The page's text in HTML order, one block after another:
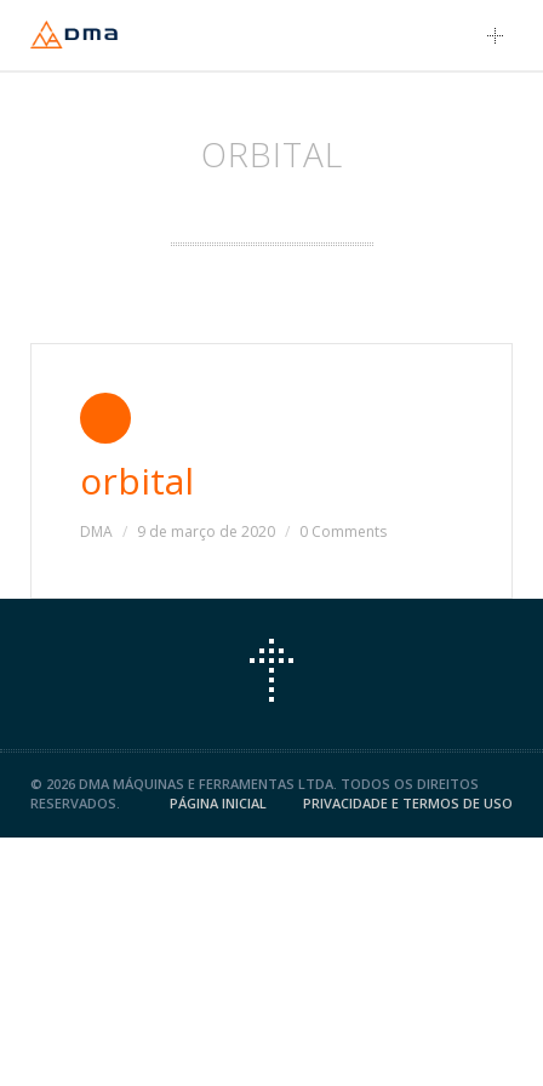
Skip
to
ORBITAL
orbital
DMA 9 de março de 2020 0 Comments
© 2026 DMA MÁQUINAS E FERRAMENTAS LTDA. TODOS OS DIREITOS
RESERVADOS.
PÁGINA INICIAL PRIVACIDADE E TERMOS DE USO